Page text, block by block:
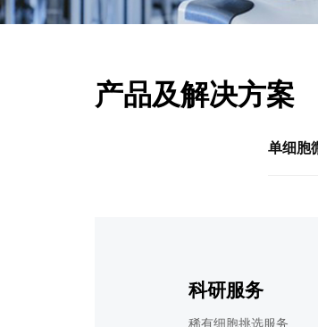
产品及解决方案
单细胞
科研服务
稀有细胞挑选服务